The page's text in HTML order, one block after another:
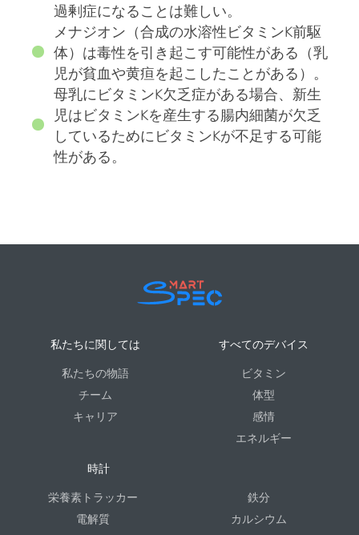
過剰症になることは難しい。
メナジオン（合成の水溶性ビタミンK前駆
体）は毒性を引き起こす可能性がある（乳
児が貧血や黄疸を起こしたことがある）。
母乳にビタミンK欠乏症がある場合、新生
児はビタミンKを産生する腸内細菌が欠乏
しているためにビタミンKが不足する可能
性がある。
私たちに関しては
私たちの物語
チーム
キャリア
すべてのデバイス
ビタミン
体型
感情
エネルギー
時計
栄養素トラッカー
電解質
鉄分
カルシウム